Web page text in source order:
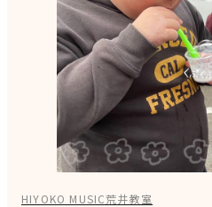
HIYOKO MUSIC荒井教室